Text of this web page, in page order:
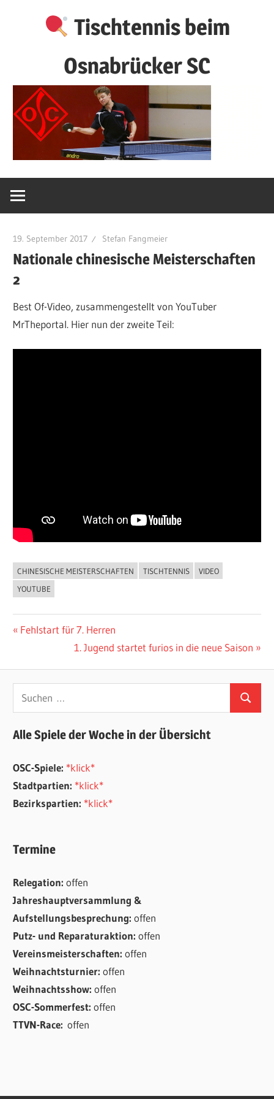
Tischtennis beim
Osnabrücker SC
19. September 2017 Stefan Fangmeier
Nationale chinesische Meisterschaften
2
Best Of-Video, zusammengestellt von YouTuber
MrTheportal. Hier nun der zweite Teil:
ALLGEMEIN
CHINESISCHE MEISTERSCHAFTEN TISCHTENNIS
VIDEO
YOUTUBE
Beitragsnavigation
Vorheriger
Fehlstart für 7. Herren
Nächster
1. Jugend startet furios in die neue Saison
Suchen
nach:
Suchen
Alle Spiele der Woche in der Übersicht
OSC-Spiele: *klick*
Stadtpartien: *klick*
Bezirkspartien: *klick*
Termine
Relegation:offen
Jahreshauptversammlung &
Aufstellungsbesprechung:offen
Putz- und Reparaturaktion:offen
Vereinsmeisterschaften:offen
Weihnachtsturnier:offen
Weihnachtsshow:offen
OSC-Sommerfest:offen
TTVN-Race:offen